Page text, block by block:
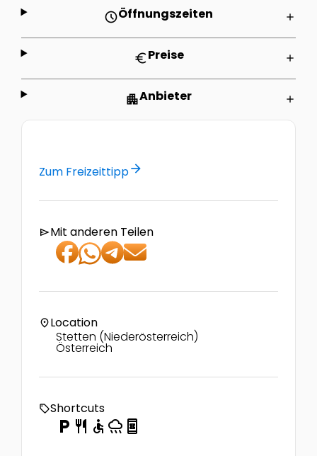
scheduleÖffnungszeiten add
euroPreise add
apartmentAnbieter add
Zum Freizeittipparrow_forward
sendMit anderen Teilen
location_onLocation
Stetten (Niederösterreich)
Österreich
local_offerShortcuts
local_parking restaurant accessible rainy book_online